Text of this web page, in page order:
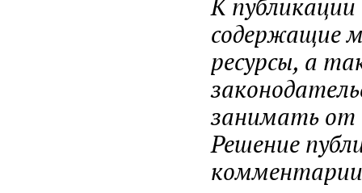
К
содержащие
ресурсы, а
занимать от
Решение